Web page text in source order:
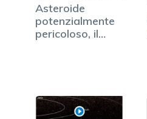
Asteroide
potenzialmente
pericoloso, il